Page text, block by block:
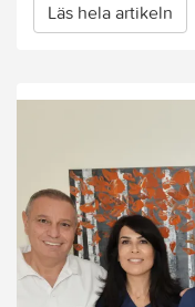
Läs hela artikeln